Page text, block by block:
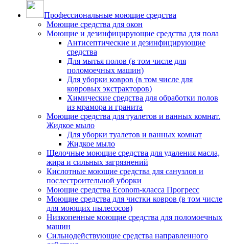
Профессиональные моющие средства
Моющие средства для окон
Моющие и дезинфицирующие средства для пола
Антисептические и дезинфицирующие
средства
Для мытья полов (в том числе для
поломоечных машин)
Для уборки ковров (в том числе для
ковровых экстракторов)
Химические средства для обработки полов
из мрамора и гранита
Моющие средства для туалетов и ванных комнат.
Жидкое мыло
Для уборки туалетов и ванных комнат
Жидкое мыло
Щелочные моющие средства для удаления масла,
жира и сильных загрязнений
Кислотные моющие средства для санузлов и
послестроительной уборки
Моющие средства Econom-класса Прогресс
Моющие средства для чистки ковров (в том числе
для моющих пылесосов)
Низкопенные моющие средства для поломоечных
машин
Сильнодействующие средства направленного